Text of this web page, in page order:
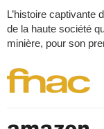
L’histoire captivante
de la haute société
minière, pour son